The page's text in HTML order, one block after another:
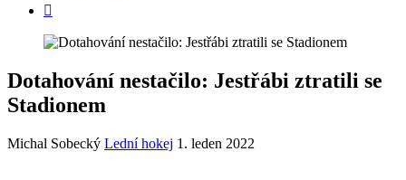
Dotahování nestačilo: Jestřábi ztratili se
Stadionem
Michal Sobecký Lední hokej 1. leden 2022